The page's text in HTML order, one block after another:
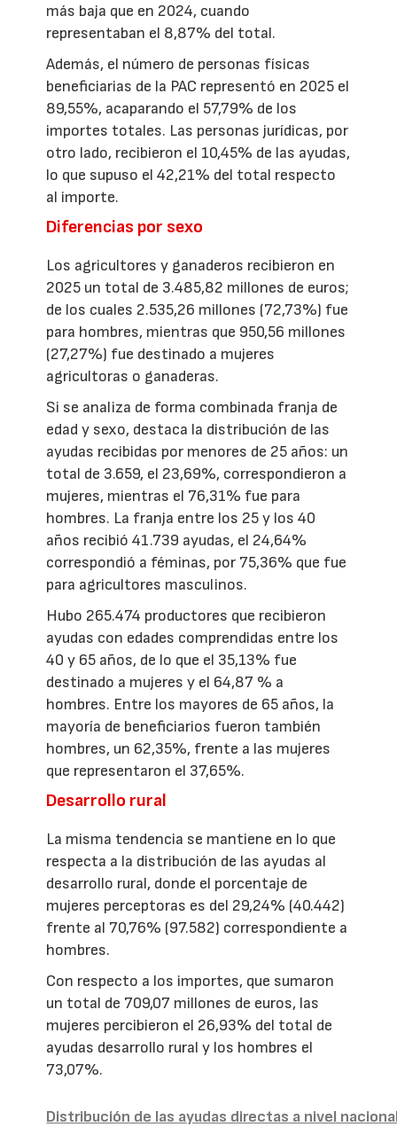
más baja que en 2024, cuando
representaban el 8,87% del total.
Además, el número de personas físicas
beneficiarias de la PAC representó en 2025 el
89,55%, acaparando el 57,79% de los
importes totales. Las personas jurídicas, por
otro lado, recibieron el 10,45% de las ayudas,
lo que supuso el 42,21% del total respecto
al importe.
Diferencias por sexo
Los agricultores y ganaderos recibieron en
2025 un total de 3.485,82 millones de euros;
de los cuales 2.535,26 millones (72,73%) fue
para hombres, mientras que 950,56 millones
(27,27%) fue destinado a mujeres
agricultoras o ganaderas.
Si se analiza de forma combinada franja de
edad y sexo, destaca la distribución de las
ayudas recibidas por menores de 25 años: un
total de 3.659, el 23,69%, correspondieron a
mujeres, mientras el 76,31% fue para
hombres. La franja entre los 25 y los 40
años recibió 41.739 ayudas, el 24,64%
correspondió a féminas, por 75,36% que fue
para agricultores masculinos.
Hubo 265.474 productores que recibieron
ayudas con edades comprendidas entre los
40 y 65 años, de lo que el 35,13% fue
destinado a mujeres y el 64,87 % a
hombres. Entre los mayores de 65 años, la
mayoría de beneficiarios fueron también
hombres, un 62,35%, frente a las mujeres
que representaron el 37,65%.
Desarrollo rural
La misma tendencia se mantiene en lo que
respecta a la distribución de las ayudas al
desarrollo rural, donde el porcentaje de
mujeres perceptoras es del 29,24% (40.442)
frente al 70,76% (97.582) correspondiente a
hombres.
Con respecto a los importes, que sumaron
un total de 709,07 millones de euros, las
mujeres percibieron el 26,93% del total de
ayudas desarrollo rural y los hombres el
73,07%.
Distribución de las ayudas directas a nivel